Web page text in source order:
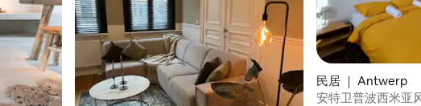
民居 ｜ Antwerp
安特卫普波西米亚